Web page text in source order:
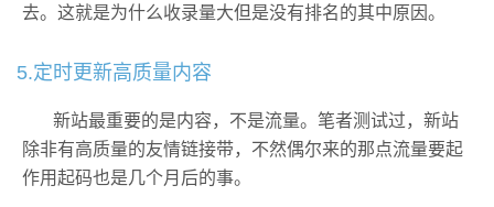
去。这就是为什么收录量大但是没有排名的其中原因。
5.定时更新高质量内容
新站最重要的是内容，不是流量。笔者测试过，新站
除非有高质量的友情链接带，不然偶尔来的那点流量要起
作用起码也是几个月后的事。